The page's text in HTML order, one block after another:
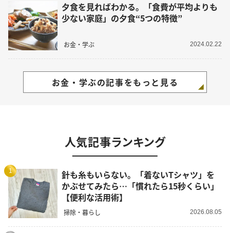
夕食を見ればわかる。「食費が平均よりも
少ない家庭」の夕食“5つの特徴”
お金・学ぶ 2024.02.22
お金・学ぶの記事をもっと見る
人気記事ランキング
1
針も糸もいらない。「着ないTシャツ」を
かぶせてみたら…「慣れたら15秒くらい」
【便利な活用術】
掃除・暮らし 2026.08.05